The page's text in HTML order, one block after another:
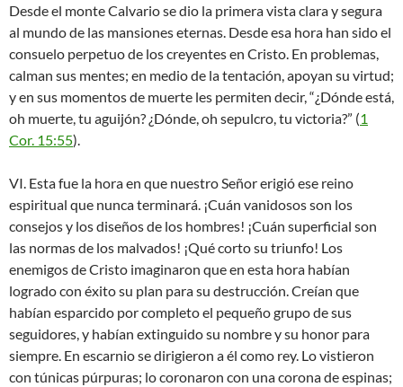
Desde el monte Calvario se dio la primera vista clara y segura
al mundo de las mansiones eternas. Desde esa hora han sido el
consuelo perpetuo de los creyentes en Cristo. En problemas,
calman sus mentes; en medio de la tentación, apoyan su virtud;
y en sus momentos de muerte les permiten decir, “¿Dónde está,
oh muerte, tu aguijón? ¿Dónde, oh sepulcro, tu victoria?” (1
Cor. 15:55).
VI. Esta fue la hora en que nuestro Señor erigió ese reino
espiritual que nunca terminará. ¡Cuán vanidosos son los
consejos y los diseños de los hombres! ¡Cuán superficial son
las normas de los malvados! ¡Qué corto su triunfo! Los
enemigos de Cristo imaginaron que en esta hora habían
logrado con éxito su plan para su destrucción. Creían que
habían esparcido por completo el pequeño grupo de sus
seguidores, y habían extinguido su nombre y su honor para
siempre. En escarnio se dirigieron a él como rey. Lo vistieron
con túnicas púrpuras; lo coronaron con una corona de espinas;